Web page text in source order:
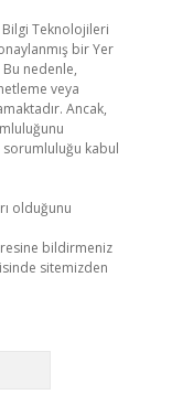
Bilgi Teknolojileri
bir Yer
Bu nedenle,
veya
Ancak,
kabul
olduğunu
bildirmeniz
sitemizden